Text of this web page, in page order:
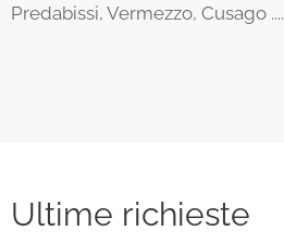
Predabissi, Vermezzo, Cusago ....
Ultime richieste